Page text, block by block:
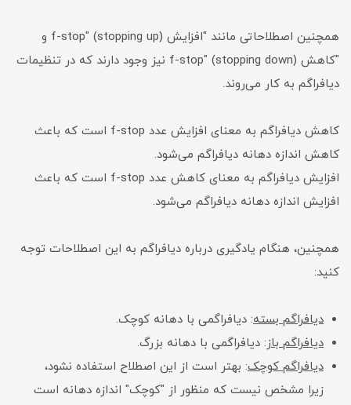
همچنین اصطلاحاتی مانند "افزایش f-stop" (stopping up) و
"کاهش f-stop" (stopping down) نیز وجود دارند که در تنظیمات
دیافراگم به کار می‌روند.
کاهش دیافراگم به معنای افزایش عدد f-stop است که باعث
کاهش اندازه دهانه دیافراگم می‌شود.
افزایش دیافراگم به معنای کاهش عدد f-stop است که باعث
افزایش اندازه دهانه دیافراگم می‌شود.
همچنین، هنگام یادگیری درباره دیافراگم به این اصطلاحات توجه
کنید:
دیافراگم بسته: دیافراگمی با دهانه کوچک.
دیافراگم باز: دیافراگمی با دهانه بزرگ.
دیافراگم کوچک: بهتر است از این اصطلاح استفاده نشود،
زیرا مشخص نیست که منظور از "کوچک" اندازه دهانه است